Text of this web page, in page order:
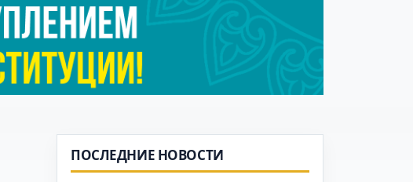
ПОСЛЕДНИЕ НОВОСТИ